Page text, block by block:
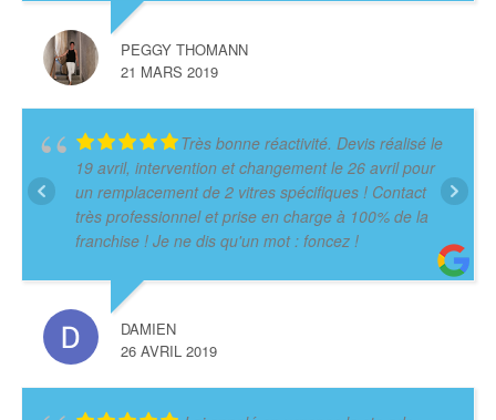
PEGGY THOMANN
21 MARS 2019
Très bonne réactivité. Devis réalisé le
19 avril, intervention et changement le 26 avril pour
un remplacement de 2 vitres spécifiques ! Contact
très professionnel et prise en charge à 100% de la
franchise ! Je ne dis qu'un mot : foncez !
DAMIEN
26 AVRIL 2019